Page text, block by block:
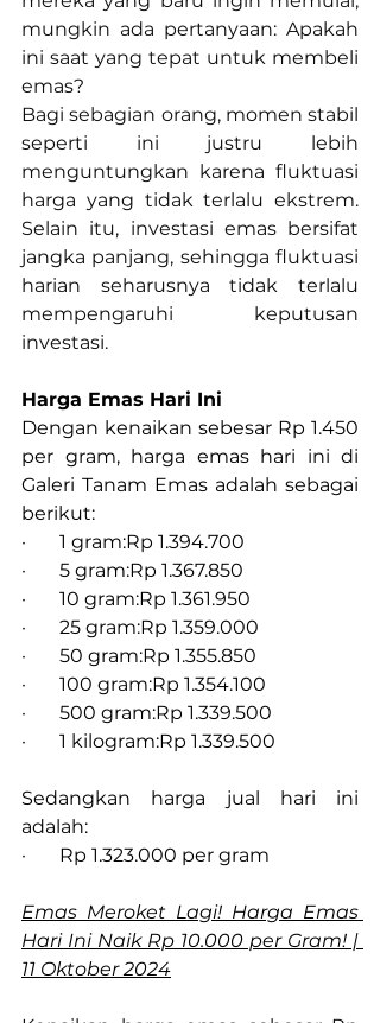
mungkin ada pertanyaan: Apakah
ini saat yang tepat untuk membeli
emas?
Bagi sebagian orang, momen stabil
seperti ini justru lebih
menguntungkan karena fluktuasi
harga yang tidak terlalu ekstrem.
Selain itu, investasi emas bersifat
jangka panjang, sehingga fluktuasi
harian seharusnya tidak terlalu
mempengaruhi keputusan
investasi.
Harga Emas Hari Ini
Dengan kenaikan sebesar Rp 1.450
per gram, harga emas hari ini di
Galeri Tanam Emas adalah sebagai
berikut:
·       1 gram:Rp 1.394.700
·       5 gram:Rp 1.367.850
·       10 gram:Rp 1.361.950
·       25 gram:Rp 1.359.000
·       50 gram:Rp 1.355.850
·       100 gram:Rp 1.354.100
·       500 gram:Rp 1.339.500
·       1 kilogram:Rp 1.339.500
Sedangkan harga jual hari ini
adalah:
·       Rp 1.323.000 per gram
Emas Meroket Lagi! Harga Emas
Hari Ini Naik Rp 10.000 per Gram! |
11 Oktober 2024